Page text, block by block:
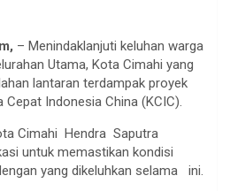
, – Menindaklanjuti keluhan warga
Utama, Kota Cimahi yang
lantaran terdampak proyek
Cepat Indonesia China (KCIC).
Cimahi Hendra Saputra
untuk memastikan kondisi
yang dikeluhkan selama ini.